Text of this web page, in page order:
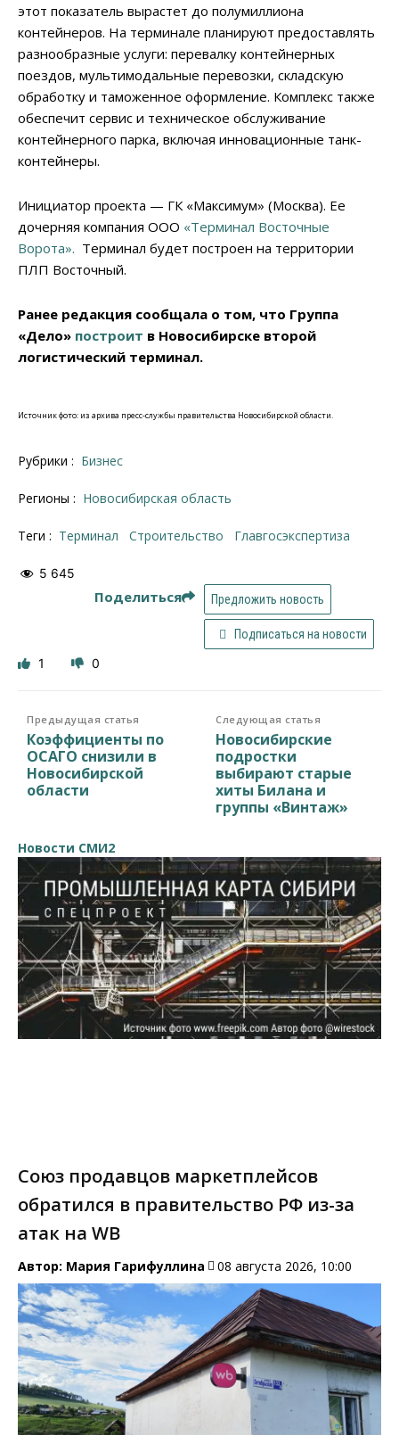
этот показатель вырастет до полумиллиона
контейнеров. На терминале планируют предоставлять
разнообразные услуги: перевалку контейнерных
поездов, мультимодальные перевозки, складскую
обработку и таможенное оформление. Комплекс также
обеспечит сервис и техническое обслуживание
контейнерного парка, включая инновационные танк-
контейнеры.
Инициатор проекта — ГК «Максимум» (Москва). Ее
дочерняя компания ООО «Терминал Восточные
Ворота». Терминал будет построен на территории
ПЛП Восточный.
Ранее редакция сообщала о том, что Группа
«Дело» построит в Новосибирске второй
логистический терминал.
Источник фото: из архива пресс-службы правительства Новосибирской области.
Рубрики : Бизнес
Регионы : Новосибирская область
Теги : терминал строительство Главгосэкспертиза
5 645
Поделиться Предложить новость
Подписаться на новости
1 0
Предыдущая статья
Коэффициенты по
ОСАГО снизили в
Новосибирской
области
Следующая статья
Новосибирские
подростки
выбирают старые
хиты Билана и
группы «Винтаж»
Новости СМИ2
Союз продавцов маркетплейсов
обратился в правительство РФ из-за
атак на WB
Автор: Мария Гарифуллина 08 августа 2026, 10:00